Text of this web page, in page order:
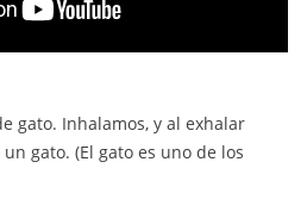
gato. Inhalamos, y al exhalar
gato. (El gato es uno de los